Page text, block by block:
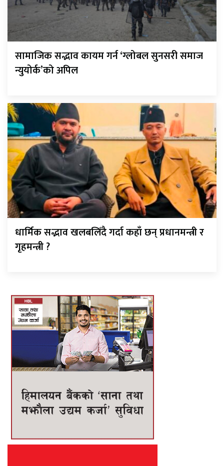
सामाजिक सद्भाव कायम गर्न ‘ग्लोबल सुनसरी समाज
न्युयोर्क’को अपिल
धार्मिक सद्भाव खलबलिँदै गर्दा कहाँ छन् प्रधानमन्त्री र
गृहमन्त्री ?